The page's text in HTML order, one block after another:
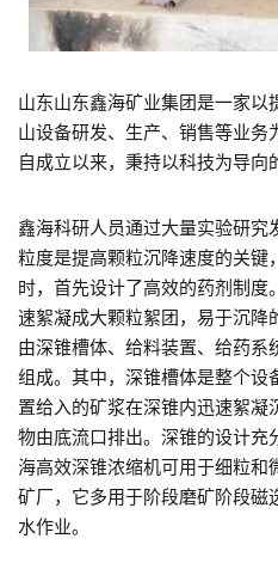
山东山东鑫海矿业集团是一家以
山设备研发、生产、销售等业务
自成立以来，秉持以科技为导向
鑫海科研人员通过大量实验研究
粒度是提高颗粒沉降速度的关键
时，首先设计了高效的药剂制度
速絮凝成大颗粒絮团，易于沉降
由深锥槽体、给料装置、给药系
组成。其中，深锥槽体是整个设
置给入的矿浆在深锥内迅速絮凝
物由底流口排出。深锥的设计充
海高效深锥浓缩机可用于细粒和
矿厂，它多用于阶段磨矿阶段磁
水作业。